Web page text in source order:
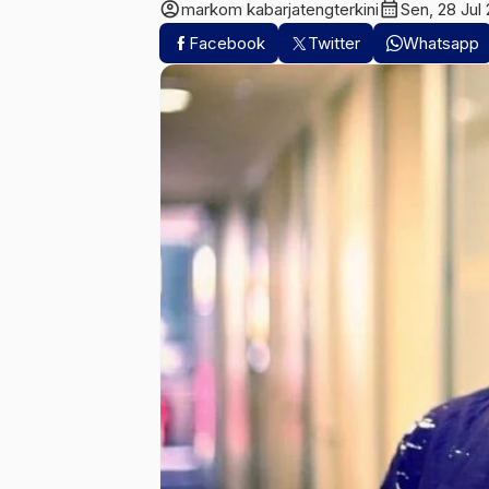
account_circlemarkom kabarjatengterkinicalendar_monthSen, 28 Jul
Facebook
Twitter Whatsapp